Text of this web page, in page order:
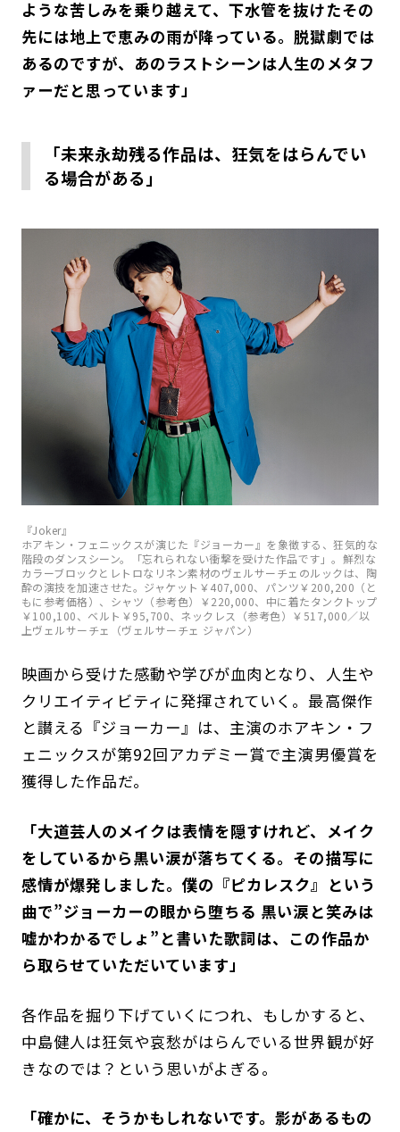
ような苦しみを乗り越えて、下水管を抜けたその
先には地上で恵みの雨が降っている。脱獄劇では
あるのですが、あのラストシーンは人生のメタフ
ァーだと思っています」
「未来永劫残る作品は、狂気をはらんでい
る場合がある」
『Joker』
ホアキン・フェニックスが演じた『ジョーカー』を象徴する、狂気的な
階段のダンスシーン。「忘れられない衝撃を受けた作品です」。鮮烈な
カラーブロックとレトロなリネン素材のヴェルサーチェのルックは、陶
酔の演技を加速させた。ジャケット￥407,000、パンツ￥200,200（と
もに参考価格）、シャツ（参考色）￥220,000、中に着たタンクトップ
￥100,100、ベルト￥95,700、ネックレス（参考色）￥517,000／以
上ヴェルサーチェ（ヴェルサーチェ ジャパン）
映画から受けた感動や学びが血肉となり、人生や
クリエイティビティに発揮されていく。最高傑作
と讃える『ジョーカー』は、主演のホアキン・フ
ェニックスが第92回アカデミー賞で主演男優賞を
獲得した作品だ。
「大道芸人のメイクは表情を隠すけれど、メイク
をしているから黒い涙が落ちてくる。その描写に
感情が爆発しました。僕の『ピカレスク』という
曲で”ジョーカーの眼から堕ちる 黒い涙と笑みは
嘘かわかるでしょ”と書いた歌詞は、この作品か
ら取らせていただいています」
各作品を掘り下げていくにつれ、もしかすると、
中島健人は狂気や哀愁がはらんでいる世界観が好
きなのでは？という思いがよぎる。
「確かに、そうかもしれないです。影があるもの